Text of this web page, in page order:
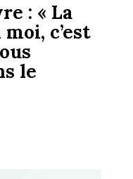
: « La
c’est
le